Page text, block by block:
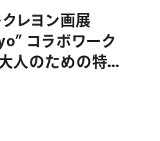
レヨン画展
コラボワーク
人のための特別
隠れ家「日比谷